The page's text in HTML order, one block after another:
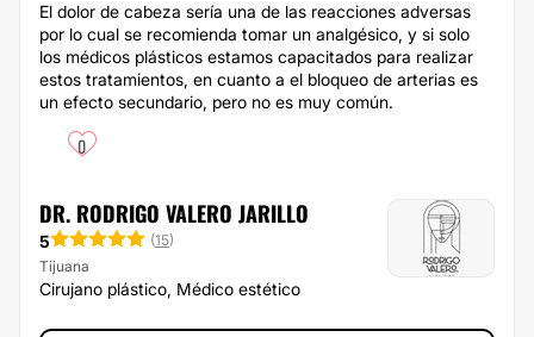
El dolor de cabeza sería una de las reacciones adversas
por lo cual se recomienda tomar un analgésico, y si solo
los médicos plásticos estamos capacitados para realizar
estos tratamientos, en cuanto a el bloqueo de arterias es
un efecto secundario, pero no es muy común.
0
DR. RODRIGO VALERO JARILLO
5 (15)
Tijuana
Cirujano plástico, Médico estético